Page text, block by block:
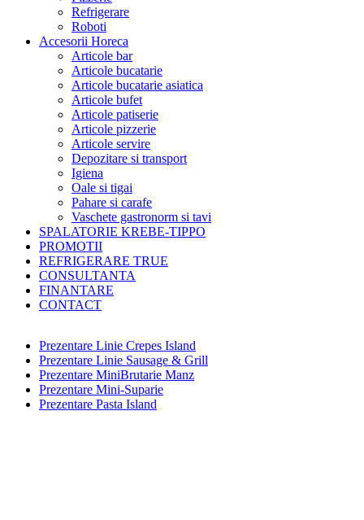
Refrigerare
Roboti
Accesorii Horeca
Articole bar
Articole bucatarie
Articole bucatarie asiatica
Articole bufet
Articole patiserie
Articole pizzerie
Articole servire
Depozitare si transport
Igiena
Oale si tigai
Pahare si carafe
Vaschete gastronorm si tavi
SPALATORIE KREBE-TIPPO
PROMOTII
REFRIGERARE TRUE
CONSULTANTA
FINANTARE
CONTACT
Prezentare Linie Crepes Island
Prezentare Linie Sausage & Grill
Prezentare MiniBrutarie Manz
Prezentare Mini-Suparie
Prezentare Pasta Island